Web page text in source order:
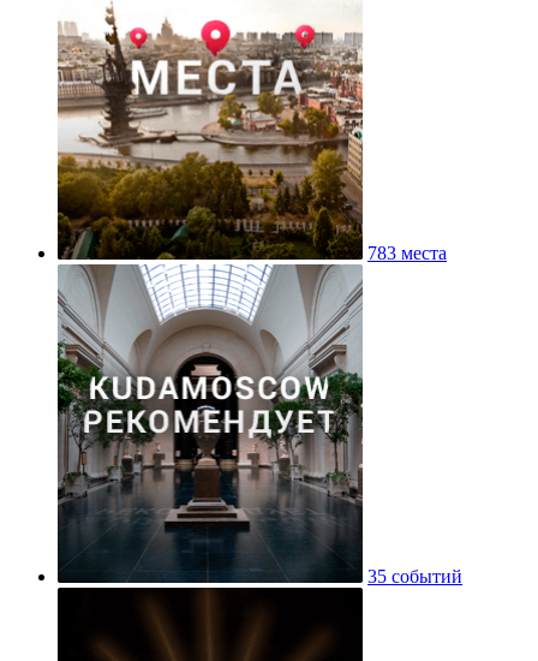
783 места
35 событий